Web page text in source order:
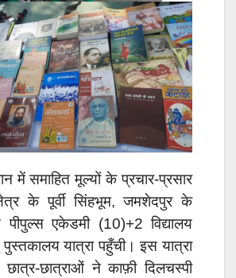
में समाहित मूल्यों के प्रचार-प्रसार
के पूर्वी सिंहभूम, जमशेदपुर के
पीपुल्स एकेडमी (10)+2 विद्यालय
यात्रा पहुँची। इस यात्रा
छात्र-छात्राओं ने काफ़ी दिलचस्पी